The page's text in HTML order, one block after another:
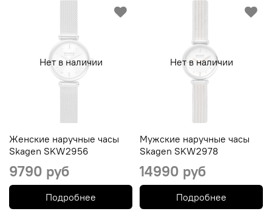
Нет в наличии
Женские наручные часы
Skagen SKW2956
9790 руб
Подробнее
Нет в наличии
Мужские наручные часы
Skagen SKW2978
14990 руб
Подробнее